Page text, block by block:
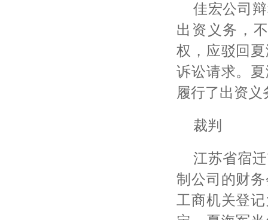
佳宏公司
出资义务，
权，应驳回
诉讼请求。
履行了出资义
裁判
江苏省宿
制公司的财
工商机关登